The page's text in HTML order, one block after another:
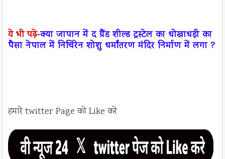
ये भी पढ़े-क्या जापान में द ग्रैंड शील्ड ट्रस्टेल का धोखाधड़ी का
पैसा नेपाल में निचिरेन शोशु धर्मांतरण मंदिर निर्माण में लगा ?
हमारे twitter Page को Like करे